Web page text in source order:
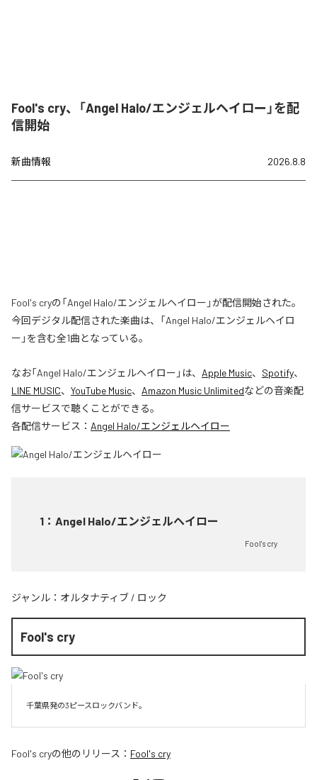
Fool's cry、「Angel Halo/エンジェルヘイロー」を配
信開始
新曲情報 2026.8.8
Fool's cryの「Angel Halo/エンジェルヘイロー」が配信開始された。
今回デジタル配信された楽曲は、「Angel Halo/エンジェルヘイロ
ー」を含む全1曲となっている。
なお「Angel Halo/エンジェルヘイロー 」は、 Apple Music、 Spotify、
LINE MUSIC、 YouTube Music、 Amazon Music Unlimitedなどの音楽配
信サービスで聴くことができる。
各配信サービス： Angel Halo/エンジェルヘイロー
1 ： Angel Halo/エンジェルヘイロー
Fool's cry
ジャンル： オルタナティブ / ロック
Fool's cry
千葉県発の3ピースロックバンド。
Fool's cryの他のリリース： Fool's cry